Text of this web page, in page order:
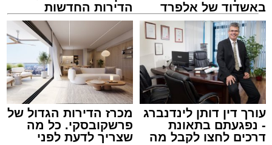
באשדוד של אלפרד
קריאולנסקי - לילדים
הדירות החדשות
למכירה באשדוד >>>
עורך דין דותן לינדנברג
- נפגעתם בתאונת
דרכים לחצו לקבל מה
מכרז הדירות הגדול של
פרשקובסקי. כל מה
שצריך לדעת לפני